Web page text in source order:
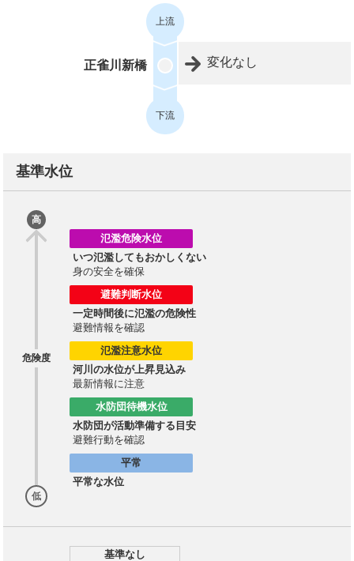
上流
正雀川新橋 変化なし
下流
基準水位
高
危険度
低
氾濫危険水位
いつ氾濫してもおかしくない
身の安全を確保
避難判断水位
一定時間後に氾濫の危険性
避難情報を確認
氾濫注意水位
河川の水位が上昇見込み
最新情報に注意
水防団待機水位
水防団が活動準備する目安
避難行動を確認
平常
平常な水位
基準なし